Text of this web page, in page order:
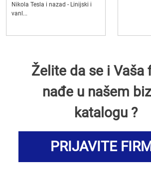
Nikola Tesla i nazad - Linijski i
vanl...
Želite da se i Vaša
nađe u našem
katalogu ?
PRIJAVITE